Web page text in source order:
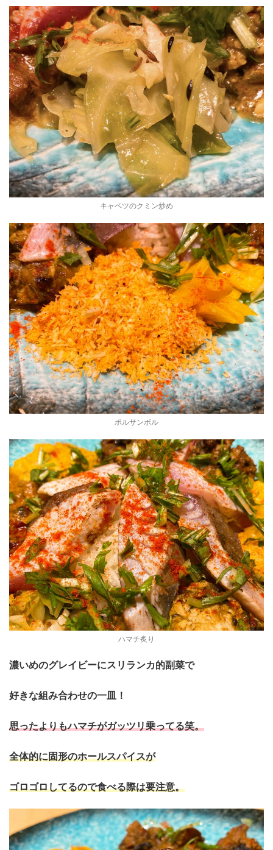
キャベツのクミン炒め
ポルサンボル
ハマチ炙り
濃いめのグレイビーにスリランカ的副菜で
好きな組み合わせの一皿！
思ったよりもハマチがガッツリ乗ってる笑。
全体的に固形のホールスパイスが
ゴロゴロしてるので食べる際は要注意。